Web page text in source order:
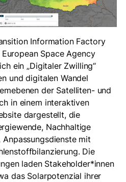
Information Factory
Space Agency
ein „Digitaler Zwilling“
und digitalen Wandel
der Satelliten- und
in einem interaktiven
dargestellt, die
Nachhaltige
mit
Die
laden Stakeholder*innen
das Solarpotenzial ihrer